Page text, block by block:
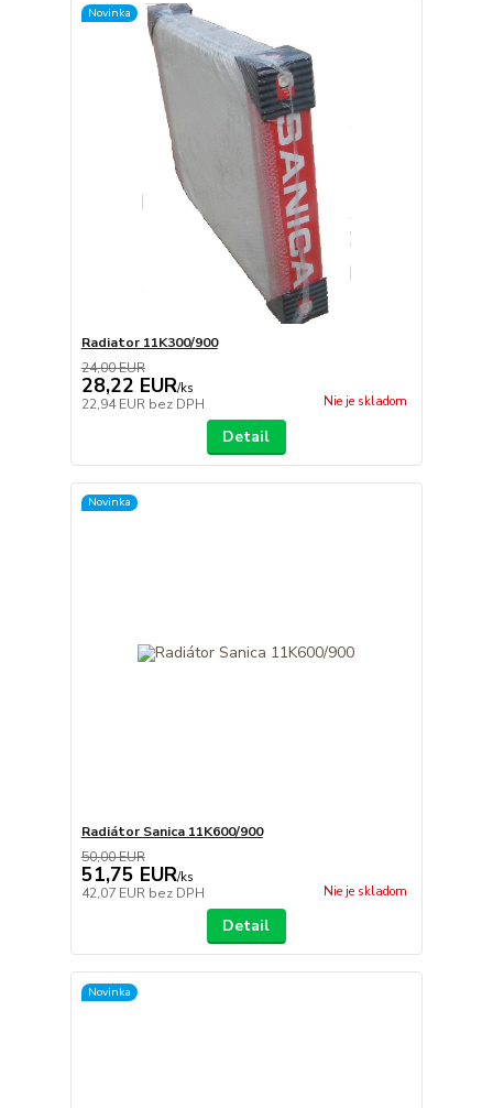
Novinka
Radiator 11K300/900
24,00 EUR
28,22 EUR/ks
22,94 EUR bez DPH Nie je skladom
Detail
Novinka
Radiátor Sanica 11K600/900
50,00 EUR
51,75 EUR/ks
42,07 EUR bez DPH Nie je skladom
Detail
Novinka